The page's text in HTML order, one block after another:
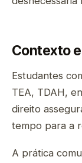
Contexto
Estudantes
TEA, TDAH,
direito
tempo para a
A prática